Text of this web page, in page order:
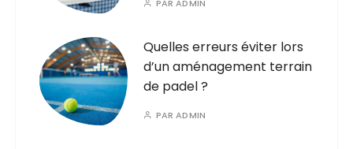
PARADMIN
Quelles erreurs éviter lors
d’un aménagement terrain
de padel ?
PARADMIN